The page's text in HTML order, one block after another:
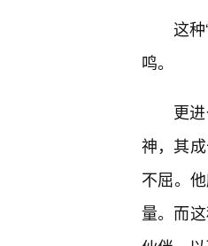
这
鸣。
更
神，其
不屈。
量。而